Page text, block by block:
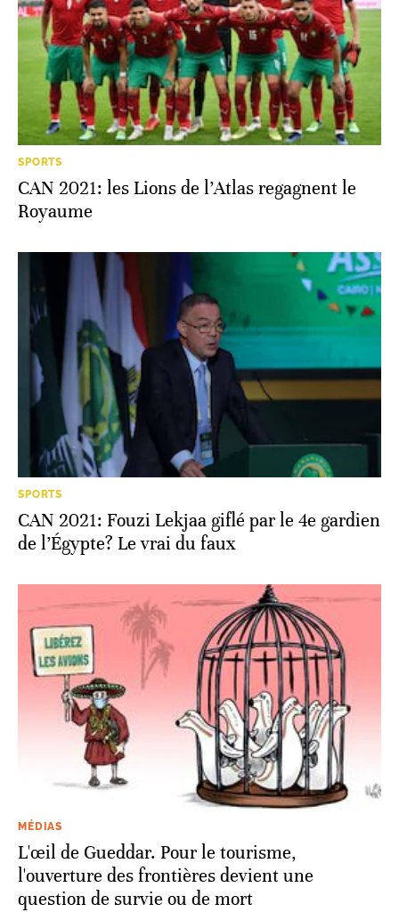
SPORTS
CAN 2021: les Lions de l’Atlas regagnent le
Royaume
SPORTS
CAN 2021: Fouzi Lekjaa giflé par le 4e gardien
de l’Égypte? Le vrai du faux
MÉDIAS
L'œil de Gueddar. Pour le tourisme,
l'ouverture des frontières devient une
question de survie ou de mort